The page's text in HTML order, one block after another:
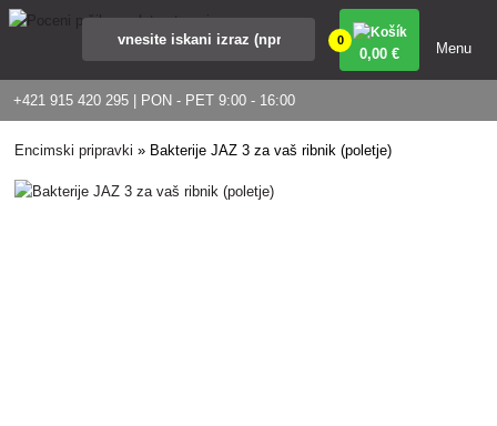
+421 915 420 295 | PON - PET 9:00 - 16:00
0
0,00 € Menu
Encimski pripravki » Bakterije JAZ 3 za vaš ribnik (poletje)